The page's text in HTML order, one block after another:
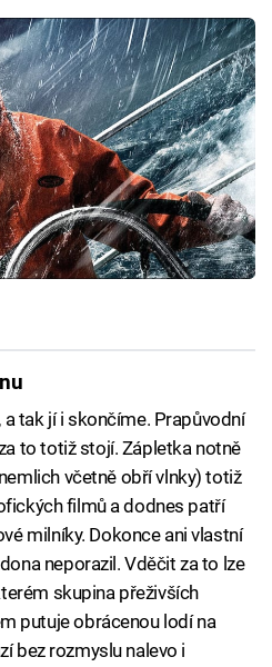
tak jí i skončíme. Prapůvodní
to totiž stojí. Zápletka notně
včetně obří vlnky) totiž
filmů a dodnes patří
milníky. Dokonce ani vlastní
neporazil. Vděčit za to lze
skupina přeživších
putuje obrácenou lodí na
bez rozmyslu nalevo i